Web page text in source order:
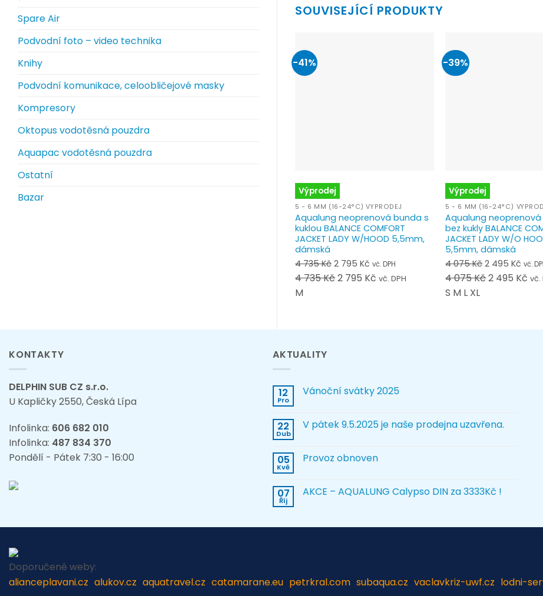
Spare Air
Podvodní foto – video technika
Knihy
Podvodní komunikace, celoobličejové masky
Kompresory
Oktopus vodotěsná pouzdra
Aquapac vodotěsná pouzdra
Ostatní
Bazar
SOUVISEJÍCÍ PRODUKTY
-41%
Výprodej
5 - 6 MM (16-24°C) VÝPRODEJ
Aqualung neoprenová bunda s
kuklou BALANCE COMFORT
JACKET LADY W/HOOD 5,5mm,
dámská
4 735Kč Původní
cena
2 795Kč Aktuální
cena
vč. DPH
4 735KčPůvodní
2 795 Kč Aktuální
vč. DPH
M
-39%
Výprodej
5 - 6 MM (16-24°C)
Aqualung
bez kukly BALANCE
JACKET LADY W/O
5,5mm, dámská
4 075Kč Původní
cena
2 495Kč
cena
vč.
4 075KčPůvodní
2 495 Kč vč.
S M L XL
KONTAKTY
DELPHIN SUB CZ s.r.o.
U Kapličky 2550, Česká Lípa
Infolinka: 606 682 010
Infolinka: 487 834 370
Pondělí - Pátek 7:30 - 16:00
AKTUALITY
12
Pro
Vánoční svátky 2025
22
Dub
V pátek 9.5.2025 je naše prodejna uzavřena.
05
Kvě
Provoz obnoven
07
Říj
AKCE – AQUALUNG Calypso DIN za 3333Kč !
Doporučené weby:
alianceplavani.cz alukov.cz aquatravel.cz catamarane.eu petrkral.com subaqua.cz vaclavkriz-uwf.cz lodni-